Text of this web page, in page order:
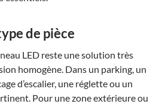
de pièce
LED reste une solution très
homogène. Dans un parking, un
d’escalier, une réglette ou un
Pour une zone extérieure ou